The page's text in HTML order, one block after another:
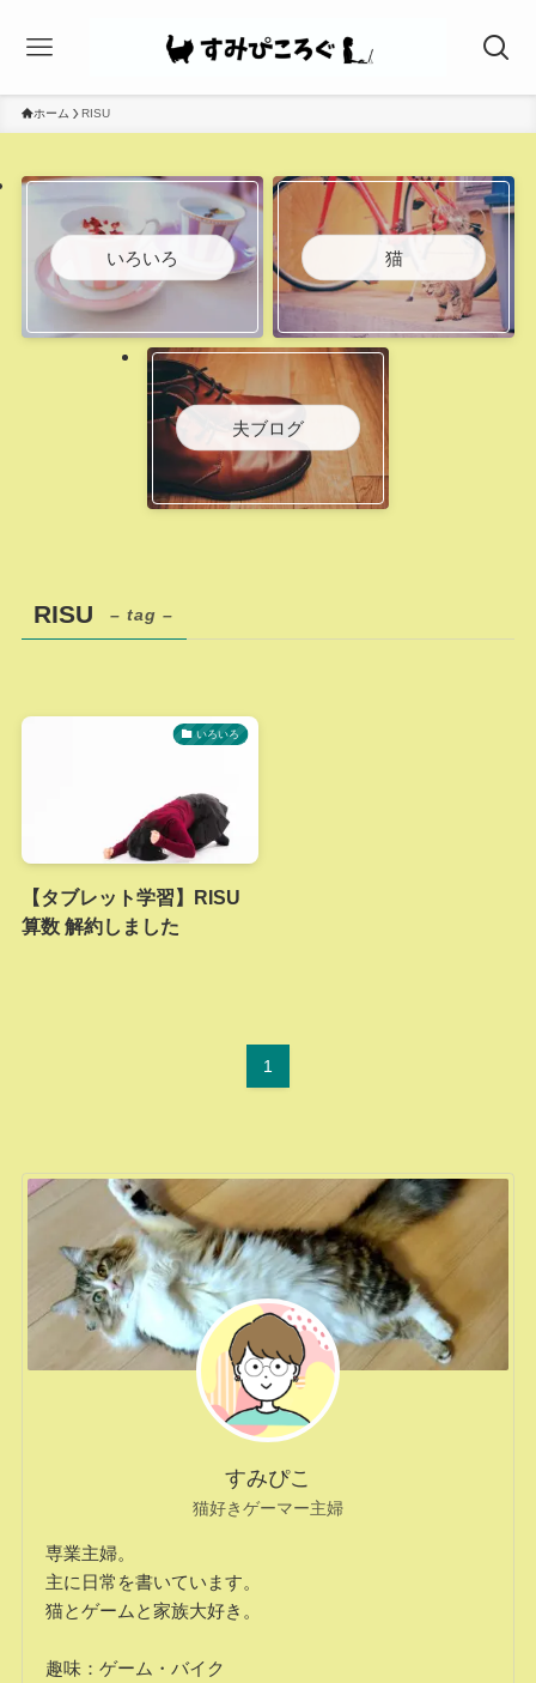
ホーム RISU
いろいろ 猫
夫ブログ
RISU – tag –
いろいろ
【タブレット学習】RISU
算数 解約しました
1
すみぴこ
猫好きゲーマー主婦
専業主婦。
主に日常を書いています。
猫とゲームと家族大好き。
趣味：ゲーム・バイク